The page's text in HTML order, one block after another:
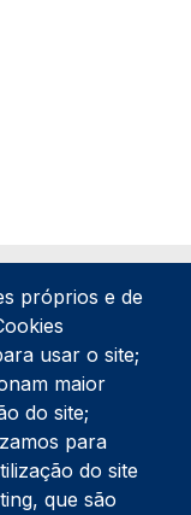
próprios e de
usar o site;
maior
do site;
para
do site
que são